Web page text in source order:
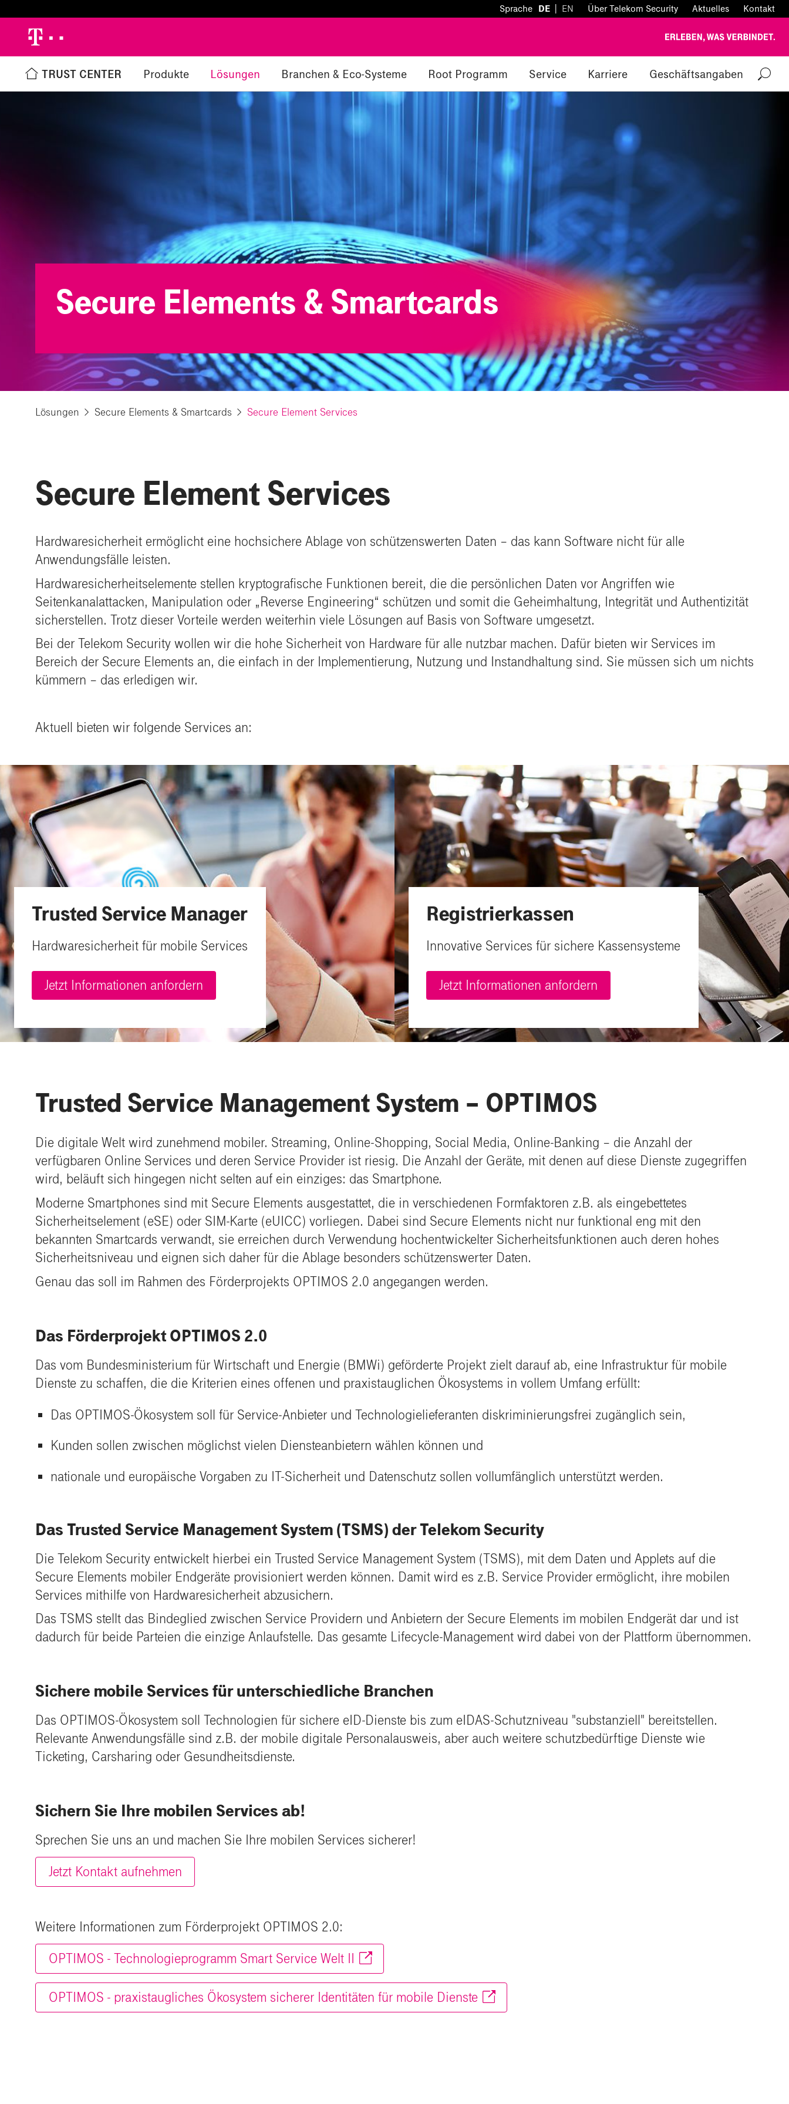
Sprache DE EN Über Telekom Security Aktuelles Kontakt
h TRUST CENTER Produkte Lösungen Branchen & Eco-Systeme Root Programm Service Karriere Geschäftsangaben
Secure Elements & Smartcards
Lösungen Secure Elements & Smartcards Secure Element Services
Secure Element Services
Hardwaresicherheit ermöglicht eine hochsichere Ablage von schützenswerten Daten – das kann Software nicht für alle
Anwendungsfälle leisten.
Hardwaresicherheitselemente stellen kryptografische Funktionen bereit, die die persönlichen Daten vor Angriffen wie
Seitenkanalattacken, Manipulation oder „Reverse Engineering“ schützen und somit die Geheimhaltung, Integrität und Authentizität
sicherstellen. Trotz dieser Vorteile werden weiterhin viele Lösungen auf Basis von Software umgesetzt.
Bei der Telekom Security wollen wir die hohe Sicherheit von Hardware für alle nutzbar machen. Dafür bieten wir Services im
Bereich der Secure Elements an, die einfach in der Implementierung, Nutzung und Instandhaltung sind. Sie müssen sich um nichts
kümmern – das erledigen wir.
Aktuell bieten wir folgende Services an:
Trusted Service Manager
Hardwaresicherheit für mobile Services
Jetzt Informationen anfordern
Registrierkassen
Innovative Services für sichere Kassensysteme
Jetzt Informationen anfordern
Trusted Service Management System – OPTIMOS
Die digitale Welt wird zunehmend mobiler. Streaming, Online-Shopping, Social Media, Online-Banking – die Anzahl der
verfügbaren Online Services und deren Service Provider ist riesig. Die Anzahl der Geräte, mit denen auf diese Dienste zugegriffen
wird, beläuft sich hingegen nicht selten auf ein einziges: das Smartphone.
Moderne Smartphones sind mit Secure Elements ausgestattet, die in verschiedenen Formfaktoren z.B. als eingebettetes
Sicherheitselement (eSE) oder SIM-Karte (eUICC) vorliegen. Dabei sind Secure Elements nicht nur funktional eng mit den
bekannten Smartcards verwandt, sie erreichen durch Verwendung hochentwickelter Sicherheitsfunktionen auch deren hohes
Sicherheitsniveau und eignen sich daher für die Ablage besonders schützenswerter Daten.
Genau das soll im Rahmen des Förderprojekts OPTIMOS 2.0 angegangen werden.
Das Förderprojekt OPTIMOS 2.0
Das vom Bundesministerium für Wirtschaft und Energie (BMWi) geförderte Projekt zielt darauf ab, eine Infrastruktur für mobile
Dienste zu schaffen, die die Kriterien eines offenen und praxistauglichen Ökosystems in vollem Umfang erfüllt:
Das OPTIMOS-Ökosystem soll für Service-Anbieter und Technologielieferanten diskriminierungsfrei zugänglich sein,
Kunden sollen zwischen möglichst vielen Diensteanbietern wählen können und
nationale und europäische Vorgaben zu IT-Sicherheit und Datenschutz sollen vollumfänglich unterstützt werden.
Das Trusted Service Management System (TSMS) der Telekom Security
Die Telekom Security entwickelt hierbei ein Trusted Service Management System (TSMS), mit dem Daten und Applets auf die
Secure Elements mobiler Endgeräte provisioniert werden können. Damit wird es z.B. Service Provider ermöglicht, ihre mobilen
Services mithilfe von Hardwaresicherheit abzusichern.
Das TSMS stellt das Bindeglied zwischen Service Providern und Anbietern der Secure Elements im mobilen Endgerät dar und ist
dadurch für beide Parteien die einzige Anlaufstelle. Das gesamte Lifecycle-Management wird dabei von der Plattform übernommen.
Sichere mobile Services für unterschiedliche Branchen
Das OPTIMOS-Ökosystem soll Technologien für sichere eID-Dienste bis zum eIDAS-Schutzniveau "substanziell" bereitstellen.
Relevante Anwendungsfälle sind z.B. der mobile digitale Personalausweis, aber auch weitere schutzbedürftige Dienste wie
Ticketing, Carsharing oder Gesundheitsdienste.
Sichern Sie Ihre mobilen Services ab!
Sprechen Sie uns an und machen Sie Ihre mobilen Services sicherer!
Jetzt Kontakt aufnehmen
Weitere Informationen zum Förderprojekt OPTIMOS 2.0:
OPTIMOS - Technologieprogramm Smart Service Welt II
OPTIMOS - praxistaugliches Ökosystem sicherer Identitäten für mobile Dienste